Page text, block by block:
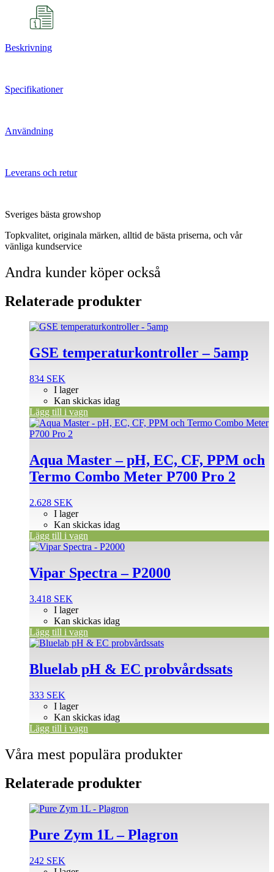
Beskrivning
Specifikationer
Användning
Leverans och retur
Sveriges bästa growshop
Topkvalitet, originala märken, alltid de bästa priserna, och vår
vänliga kundservice
Andra kunder köper också
Relaterade produkter
GSE temperaturkontroller – 5amp
834 SEK
I lager
Kan skickas idag
Lägg till i vagn
Aqua Master – pH, EC, CF, PPM och
Termo Combo Meter P700 Pro 2
2.628 SEK
I lager
Kan skickas idag
Lägg till i vagn
Vipar Spectra – P2000
3.418 SEK
I lager
Kan skickas idag
Lägg till i vagn
Bluelab pH & EC probvårdssats
333 SEK
I lager
Kan skickas idag
Lägg till i vagn
Våra mest populära produkter
Relaterade produkter
Pure Zym 1L – Plagron
242 SEK